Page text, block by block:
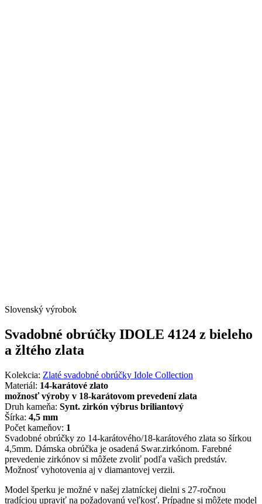
Slovenský výrobok
Svadobné obrúčky IDOLE 4124 z bieleho
a žltého zlata
Kolekcia: Zlaté svadobné obrúčky Idole Collection
Materiál: 14-karátové zlato
možnosť výroby v 18-karátovom prevedení zlata
Druh kameňa: Synt. zirkón výbrus briliantový
Šírka: 4,5 mm
Počet kameňov: 1
Svadobné obrúčky zo 14-karátového/18-karátového zlata so šírkou
4,5mm. Dámska obrúčka je osadená Swar.zirkónom. Farebné
prevedenie zirkónov si môžete zvoliť podľa vašich predstáv.
Možnosť vyhotovenia aj v diamantovej verzii.
Model šperku je možné v našej zlatníckej dielni s 27-ročnou
tradíciou upraviť na požadovanú veľkosť. Prípadne si môžete model